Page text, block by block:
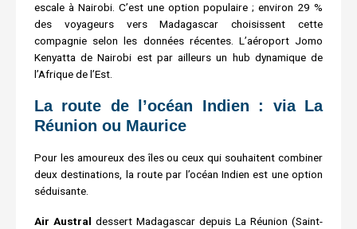
escale à Nairobi. C’est une option populaire ; environ 29 %
des voyageurs vers Madagascar choisissent cette
compagnie selon les données récentes. L’aéroport Jomo
Kenyatta de Nairobi est par ailleurs un hub dynamique de
l’Afrique de l’Est.
La route de l’océan Indien : via La
Réunion ou Maurice
Pour les amoureux des îles ou ceux qui souhaitent combiner
deux destinations, la route par l’océan Indien est une option
séduisante.
Air Austral dessert Madagascar depuis La Réunion (Saint-